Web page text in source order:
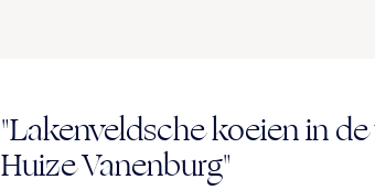
"Lakenveldsche koeien in
Huize Vanenburg"